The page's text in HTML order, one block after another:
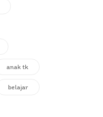
anak tk
belajar